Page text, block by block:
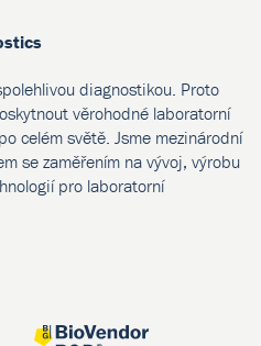
diagnostikou. Proto
věrohodné laboratorní
celém světě. Jsme mezinárodní
se zaměřením na vývoj, výrobu
pro laboratorní